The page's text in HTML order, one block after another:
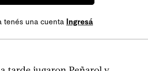
tenés una cuenta Ingresá